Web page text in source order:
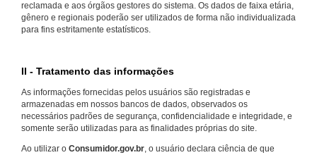
reclamada e aos órgãos gestores do sistema. Os dados de faixa etária,
gênero e regionais poderão ser utilizados de forma não individualizada
para fins estritamente estatísticos.
II - Tratamento das informações
As informações fornecidas pelos usuários são registradas e
armazenadas em nossos bancos de dados, observados os
necessários padrões de segurança, confidencialidade e integridade, e
somente serão utilizadas para as finalidades próprias do site.
Ao utilizar o Consumidor.gov.br, o usuário declara ciência de que